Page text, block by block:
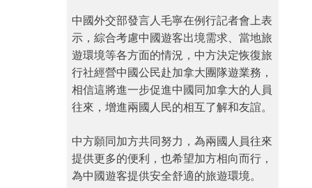
中國外交部發言人毛寧在例行記者會上表
示，綜合考慮中國遊客出境需求、當地旅
遊環境等各方面的情況，中方決定恢復旅
行社經營中國公民赴加拿大團隊遊業務，
相信這將進一步促進中國同加拿大的人員
往來，增進兩國人民的相互了解和友誼。
中方願同加方共同努力，為兩國人員往來
提供更多的便利，也希望加方相向而行，
為中國遊客提供安全舒適的旅遊環境。